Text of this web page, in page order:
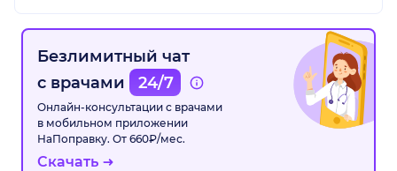
Безлимитный чат
с врачами
24/7
Онлайн-консультации с врачами
в мобильном приложении
НаПоправку. От 660₽/мес.
Скачать